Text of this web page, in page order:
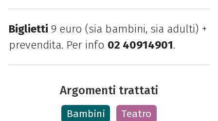
Biglietti 9 euro (sia bambini, sia adulti) +
prevendita. Per info 02 40914901.
Argomenti trattati
Bambini Teatro